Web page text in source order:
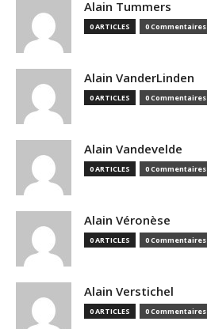
Alain Tummers
0 ARTICLES 0 Commentaires
Alain VanderLinden
0 ARTICLES 0 Commentaires
Alain Vandevelde
0 ARTICLES 0 Commentaires
Alain Véronèse
0 ARTICLES 0 Commentaires
Alain Verstichel
0 ARTICLES 0 Commentaires